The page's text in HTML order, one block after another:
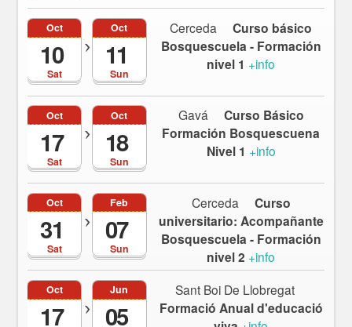
Sat
Oct
10
Sun
Oct
11
Cerceda
Curso básico
Bosquescuela - Formación
nivel 1 +info
Sat
Oct
17
Sun
Oct
18
Gavá
Curso Básico
Formación Bosquescuena
Nivel 1 +info
Sat
Oct
31
Sun
Feb
07
Cerceda
Curso
universitario: Acompañante
Bosquescuela - Formación
nivel 2 +info
Oct
17
Jun
05
Sant Boi De Llobregat
Formació Anual d'educació